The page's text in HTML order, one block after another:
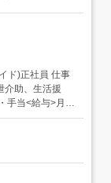
ド)正社員 仕事
介助、生活援
手当<給与>月給
支給:実費(上限
1...